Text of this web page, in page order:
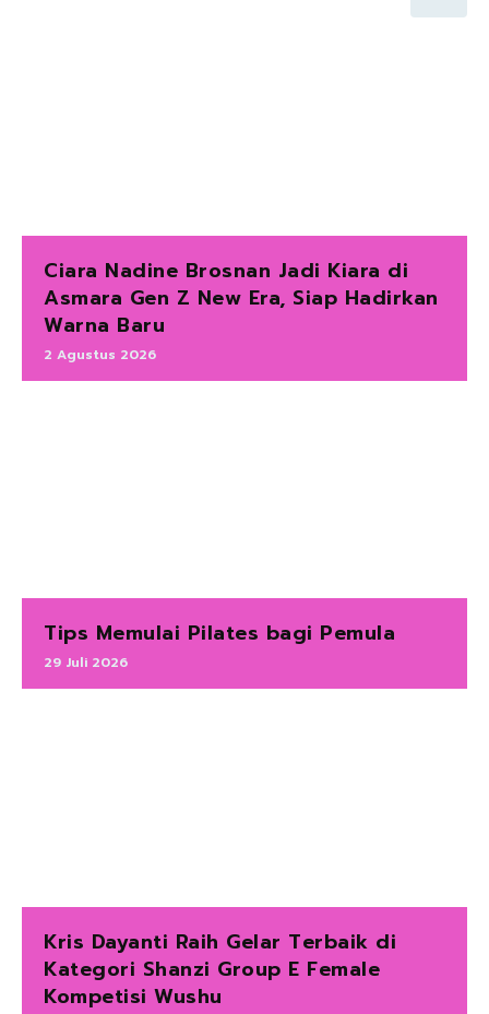
Ciara Nadine Brosnan Jadi Kiara di
Asmara Gen Z New Era, Siap Hadirkan
Warna Baru
2 Agustus 2026
Tips Memulai Pilates bagi Pemula
29 Juli 2026
Kris Dayanti Raih Gelar Terbaik di
Kategori Shanzi Group E Female
Kompetisi Wushu